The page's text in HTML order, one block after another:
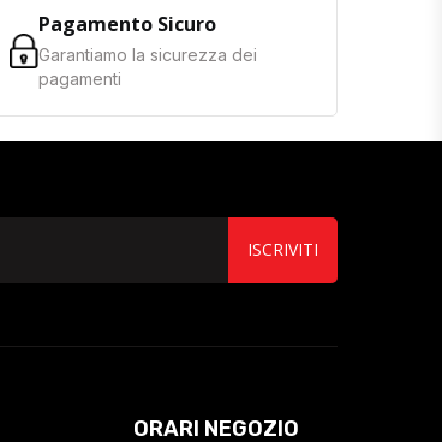
Pagamento Sicuro
Garantiamo la sicurezza dei
pagamenti
ISCRIVITI
ORARI NEGOZIO